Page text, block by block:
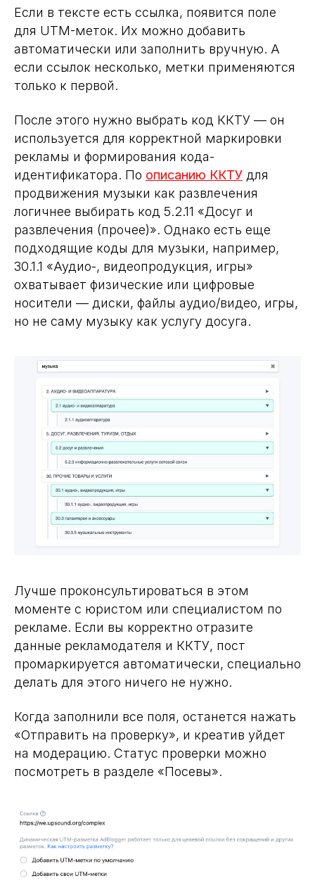
Если в тексте есть ссылка, появится поле
для UTM-меток. Их можно добавить
автоматически или заполнить вручную. А
если ссылок несколько, метки применяются
только к первой.
После этого нужно выбрать код ККТУ — он
используется для корректной маркировки
рекламы и формирования кода-
идентификатора. По описанию ККТУ для
продвижения музыки как развлечения
логичнее выбирать код 5.2.11 «Досуг и
развлечения (прочее)». Однако есть еще
подходящие коды для музыки, например,
30.1.1 «Аудио-, видеопродукция, игры»
охватывает физические или цифровые
носители — диски, файлы аудио/видео, игры,
но не саму музыку как услугу досуга.
Лучше проконсультироваться в этом
моменте с юристом или специалистом по
рекламе. Если вы корректно отразите
данные рекламодателя и ККТУ, пост
промаркируется автоматически, специально
делать для этого ничего не нужно.
Когда заполнили все поля, останется нажать
«Отправить на проверку», и креатив уйдет
на модерацию. Статус проверки можно
посмотреть в разделе «Посевы».